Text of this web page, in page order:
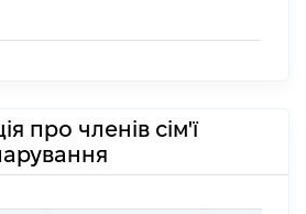
про членів сім'ї